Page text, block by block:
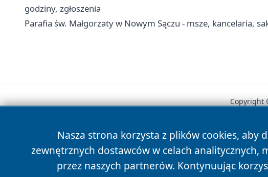
godziny, zgłoszenia
Parafia św. Małgorzaty w Nowym Sączu - msze, kancelaria,
Nasza strona korzysta z plików cookies, aby
zewnętrznych dostawców w celach
przez naszych partnerów. Kontynuując
Copyright
News